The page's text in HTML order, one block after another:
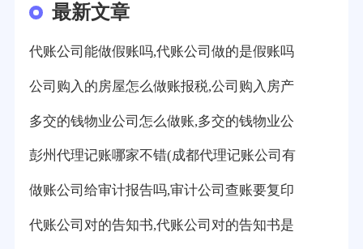
最新文章
代账公司能做假账吗,代账公司做的是假账吗
公司购入的房屋怎么做账报税,公司购入房产
多交的钱物业公司怎么做账,多交的钱物业公
彭州代理记账哪家不错(成都代理记账公司有
做账公司给审计报告吗,审计公司查账要复印
代账公司对的告知书,代账公司对的告知书是